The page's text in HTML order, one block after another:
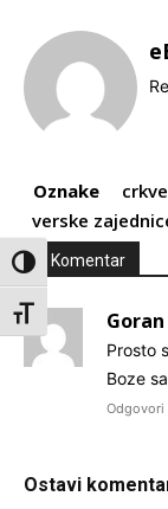
Toggle High
Toggle Font size
Oznake crkve
verske
1 Komentar
Goran
Prosto
Boze
Odgovori
Ostavi